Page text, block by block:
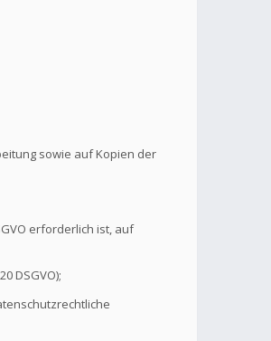
sowie auf Kopien der
erforderlich ist, auf
DSGVO);